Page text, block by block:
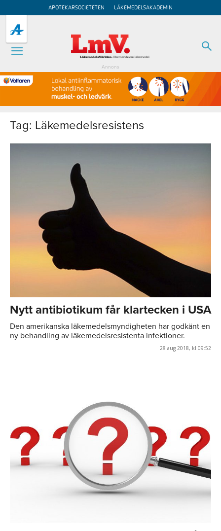
APOTEKARSOCIETETEN LÄKEMEDELSAKADEMIN
Annons
Tag: Läkemedelsresistens
Nytt antibiotikum får klartecken i USA
Den amerikanska läkemedelsmyndigheten har godkänt en
ny behandling av läkemedelsresistenta infektioner.
28 aug 2018, kl 09:52